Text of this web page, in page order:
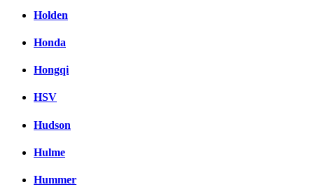
Holden
Honda
Hongqi
HSV
Hudson
Hulme
Hummer